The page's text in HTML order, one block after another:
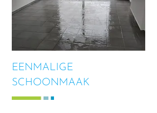
EENMALIGE
SCHOONMAAK